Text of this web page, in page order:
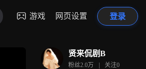
游戏 网页设置 登录
贤来侃剧B
粉丝2.0万 | 关注0